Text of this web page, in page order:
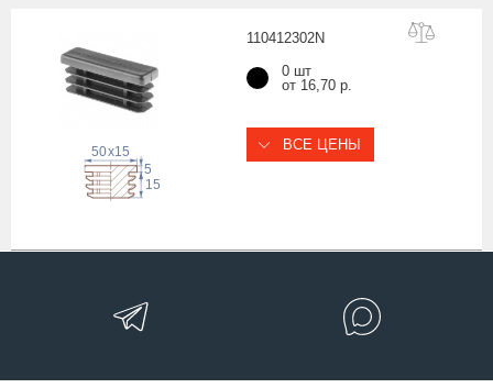
110412302N
5
15
15
x
50
0 шт
от 16,70 р.
ВСЕ ЦЕНЫ